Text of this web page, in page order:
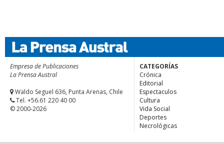
Empresa de Publicaciones
La Prensa Austral
Waldo Seguel 636, Punta Arenas, Chile
Tel. +56.61 220 40 00
© 2000-2026
CATEGORÍAS
Crónica
Editorial
Espectaculos
Cultura
Vida Social
Deportes
Necrológicas